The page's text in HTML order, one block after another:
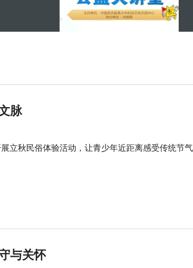
脉
立秋民俗体验活动，让青少年近距离感受传统节
与关怀